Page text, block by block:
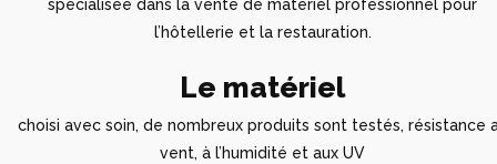
spécialisée dans la vente de matériel professionnel pour
l’hôtellerie et la restauration.
Le matériel
choisi avec soin, de nombreux produits sont testés, résistance
vent, à l’humidité et aux UV